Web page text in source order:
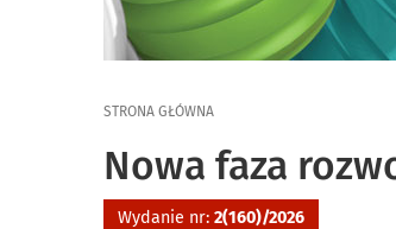
STRONA GŁÓWNA
Nowa faza
Wydanie nr: 2(160)/2026